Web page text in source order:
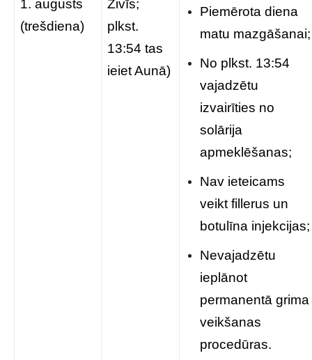
1. augusts
(trešdiena)
Zivīs;
plkst.
13:54 tas
ieiet Aunā)
Piemērota diena
matu mazgāšanai;
No plkst. 13:54
vajadzētu
izvairīties no
solārija
apmeklēšanas;
Nav ieteicams
veikt fillerus un
botulīna injekcijas;
Nevajadzētu
ieplānot
permanentā grima
veikšanas
procedūras.